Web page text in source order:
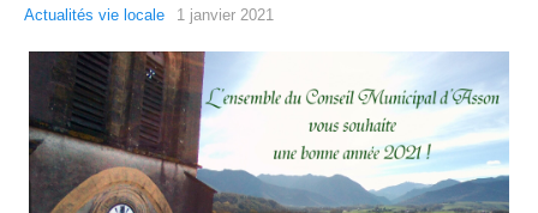
Actualités vie locale 1 janvier 2021